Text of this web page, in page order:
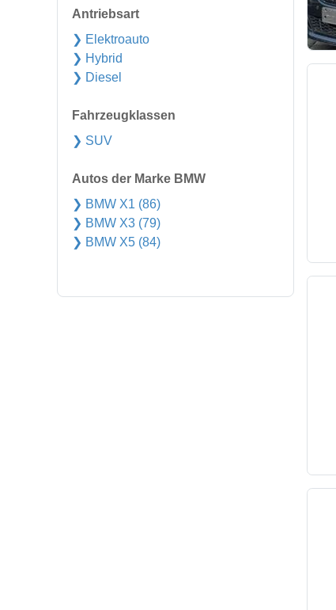
Antriebsart
❯ Elektroauto
❯ Hybrid
❯ Diesel
Fahrzeugklassen
❯ SUV
Autos der Marke BMW
❯ BMW X1 (86)
❯ BMW X3 (79)
❯ BMW X5 (84)